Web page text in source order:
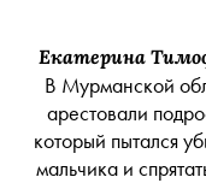
Екатерина
В Мурманской
арестовали
который пытался
мальчика и